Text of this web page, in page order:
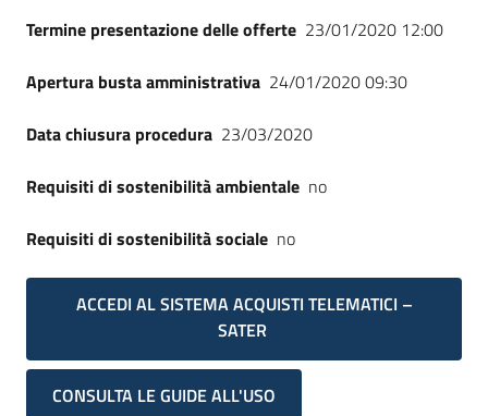
Termine presentazione delle offerte 23/01/2020 12:00
Apertura busta amministrativa 24/01/2020 09:30
Data chiusura procedura 23/03/2020
Requisiti di sostenibilità ambientale no
Requisiti di sostenibilità sociale no
ACCEDI AL SISTEMA ACQUISTI TELEMATICI –
SATER
CONSULTA LE GUIDE ALL'USO